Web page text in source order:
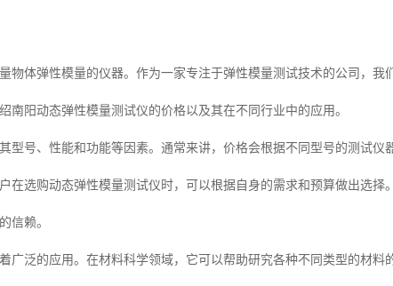
物体弹性模量的仪器。作为一家专注于弹性模量测试技术的公司，我
南阳动态弹性模量测试仪的价格以及其在不同行业中的应用。
型号、性能和功能等因素。通常来讲，价格会根据不同型号的测试仪
在选购动态弹性模量测试仪时，可以根据自身的需求和预算做出选择
信赖。
广泛的应用。在材料科学领域，它可以帮助研究各种不同类型的材料